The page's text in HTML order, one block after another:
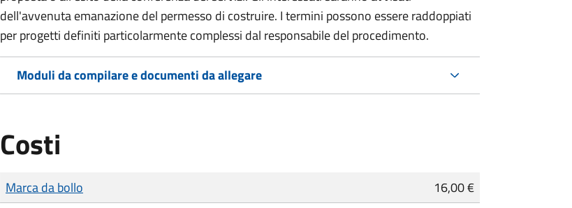
dell'avvenuta emanazione del permesso di costruire. I termini possono essere raddoppiati
per progetti definiti particolarmente complessi dal responsabile del procedimento.
Moduli da compilare e documenti da allegare
Costi
Tipo di pagamento
Importo
Marca da bollo
16,00 €